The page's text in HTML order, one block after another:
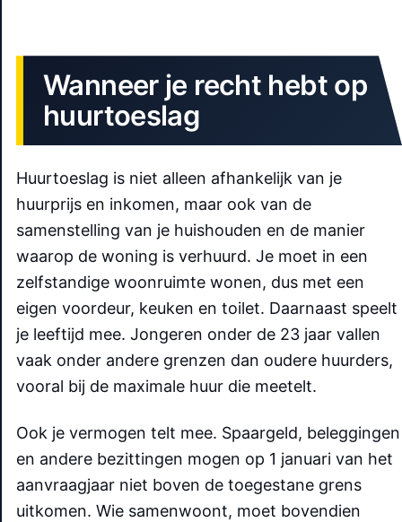
Wanneer je recht hebt op
huurtoeslag
Huurtoeslag is niet alleen afhankelijk van je
huurprijs en inkomen, maar ook van de
samenstelling van je huishouden en de manier
waarop de woning is verhuurd. Je moet in een
zelfstandige woonruimte wonen, dus met een
eigen voordeur, keuken en toilet. Daarnaast speelt
je leeftijd mee. Jongeren onder de 23 jaar vallen
vaak onder andere grenzen dan oudere huurders,
vooral bij de maximale huur die meetelt.
Ook je vermogen telt mee. Spaargeld, beleggingen
en andere bezittingen mogen op 1 januari van het
aanvraagjaar niet boven de toegestane grens
uitkomen. Wie samenwoont, moet bovendien